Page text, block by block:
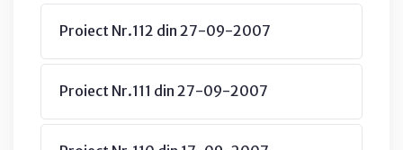
Proiect Nr.112 din 27-09-2007
Proiect Nr.111 din 27-09-2007